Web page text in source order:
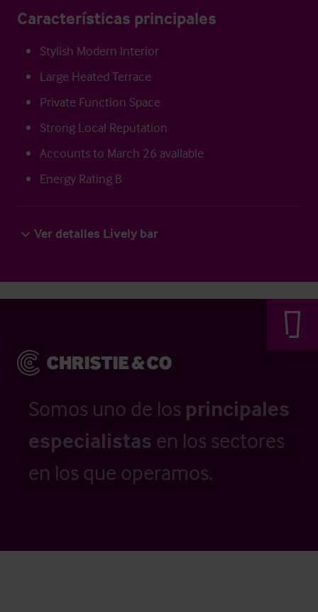
Características principales
Stylish Modern Interior
Large Heated Terrace
Private Function Space
Strong Local Reputation
Accounts to March 26 available
Energy Rating B
Ver detalles Lively bar
Somos uno de los principales
especialistas en los sectores
en los que operamos.